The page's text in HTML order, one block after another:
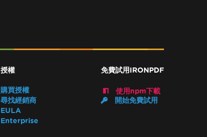
授權
購買授權
尋找經銷商
EULA
Enterprise
免費試用IRONPDF
使用npm下載
開始免費試用